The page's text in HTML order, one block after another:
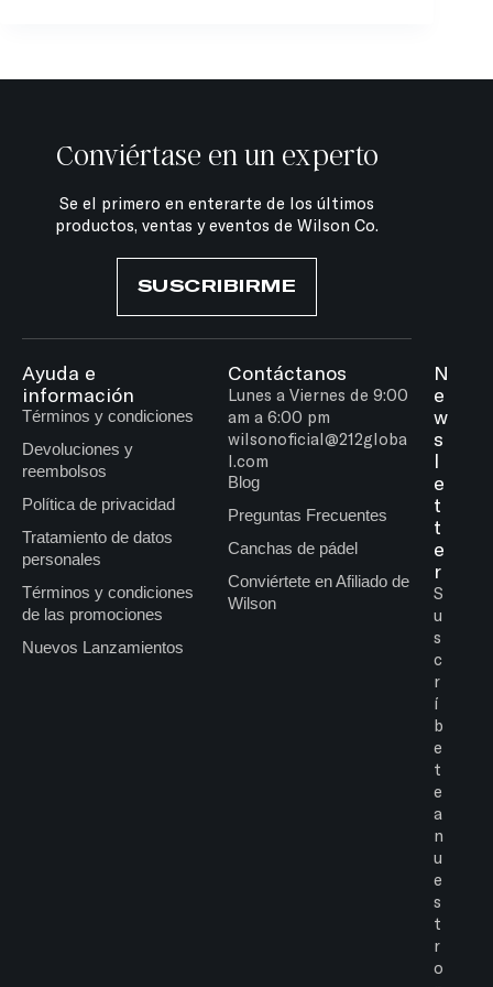
Conviértase en un experto
Se el primero en enterarte de los últimos
productos, ventas y eventos de Wilson Co.
SUSCRIBIRME
Ayuda e
información
Términos y condiciones
Devoluciones y
reembolsos
Política de privacidad
Tratamiento de datos
personales
Términos y condiciones
de las promociones
Nuevos Lanzamientos
Contáctanos
Lunes a Viernes de 9:00
am a 6:00 pm
wilsonoficial@212globa
l.com
Blog
Preguntas Frecuentes
Canchas de pádel
Conviértete en Afiliado de
Wilson
N
e
w
s
l
e
t
t
e
r
S
u
s
c
r
í
b
e
t
e
a
n
u
e
s
t
r
o